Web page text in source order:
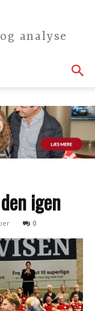
analyse
igen
0